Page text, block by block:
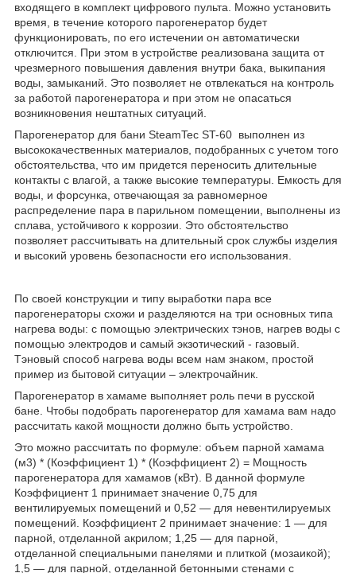
входящего в комплект цифрового пульта. Можно установить
время, в течение которого парогенератор будет
функционировать, по его истечении он автоматически
отключится. При этом в устройстве реализована защита от
чрезмерного повышения давления внутри бака, выкипания
воды, замыканий. Это позволяет не отвлекаться на контроль
за работой парогенератора и при этом не опасаться
возникновения нештатных ситуаций.
Парогенератор для бани SteamTec ST-60 выполнен из
высококачественных материалов, подобранных с учетом того
обстоятельства, что им придется переносить длительные
контакты с влагой, а также высокие температуры. Емкость для
воды, и форсунка, отвечающая за равномерное
распределение пара в парильном помещении, выполнены из
сплава, устойчивого к коррозии. Это обстоятельство
позволяет рассчитывать на длительный срок службы изделия
и высокий уровень безопасности его использования.
По своей конструкции и типу выработки пара все
парогенераторы схожи и разделяются на три основных типа
нагрева воды: с помощью электрических тэнов, нагрев воды с
помощью электродов и самый экзотический - газовый.
Тэновый способ нагрева воды всем нам знаком, простой
пример из бытовой ситуации – электрочайник.
Парогенератор в хамаме выполняет роль печи в русской
бане. Чтобы подобрать парогенератор для хамама вам надо
рассчитать какой мощности должно быть устройство.
Это можно рассчитать по формуле: объем парной хамама
(м3) * (Коэффициент 1) * (Коэффициент 2) = Мощность
парогенератора для хамамов (кВт). В данной формуле
Коэффициент 1 принимает значение 0,75 для
вентилируемых помещений и 0,52 — для невентилируемых
помещений. Коэффициент 2 принимает значение: 1 — для
парной, отделанной акрилом; 1,25 — для парной,
отделанной специальными панелями и плиткой (мозаикой);
1,5 — для парной, отделанной бетонными стенами с